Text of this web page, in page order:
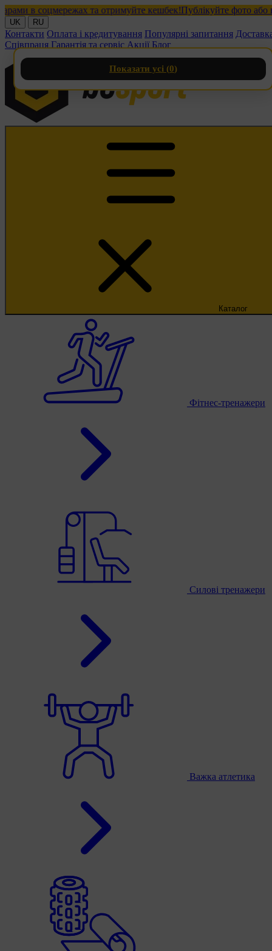
в соцмережах та отримуйте кешбек!Публікуйте фото або
UK RU
Контакти Оплата і кредитування Популярні запитання
Співпраця Гарантія та сервіс Акції Блог
Каталог
Фітнес-тренажери
Силові тренажери
Важка атлетика
Показати усі (0)